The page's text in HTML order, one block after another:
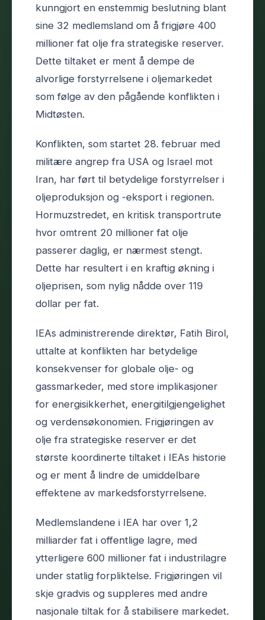
kunngjort en enstemmig beslutning blant
sine 32 medlemsland om å frigjøre 400
millioner fat olje fra strategiske reserver.
Dette tiltaket er ment å dempe de
alvorlige forstyrrelsene i oljemarkedet
som følge av den pågående konflikten i
Midtøsten.
Konflikten, som startet 28. februar med
militære angrep fra USA og Israel mot
Iran, har ført til betydelige forstyrrelser i
oljeproduksjon og -eksport i regionen.
Hormuzstredet, en kritisk transportrute
hvor omtrent 20 millioner fat olje
passerer daglig, er nærmest stengt.
Dette har resultert i en kraftig økning i
oljeprisen, som nylig nådde over 119
dollar per fat.
IEAs administrerende direktør, Fatih Birol,
uttalte at konflikten har betydelige
konsekvenser for globale olje- og
gassmarkeder, med store implikasjoner
for energisikkerhet, energitilgjengelighet
og verdensøkonomien. Frigjøringen av
olje fra strategiske reserver er det
største koordinerte tiltaket i IEAs historie
og er ment å lindre de umiddelbare
effektene av markedsforstyrrelsene.
Medlemslandene i IEA har over 1,2
milliarder fat i offentlige lagre, med
ytterligere 600 millioner fat i industrilagre
under statlig forpliktelse. Frigjøringen vil
skje gradvis og suppleres med andre
nasjonale tiltak for å stabilisere markedet.